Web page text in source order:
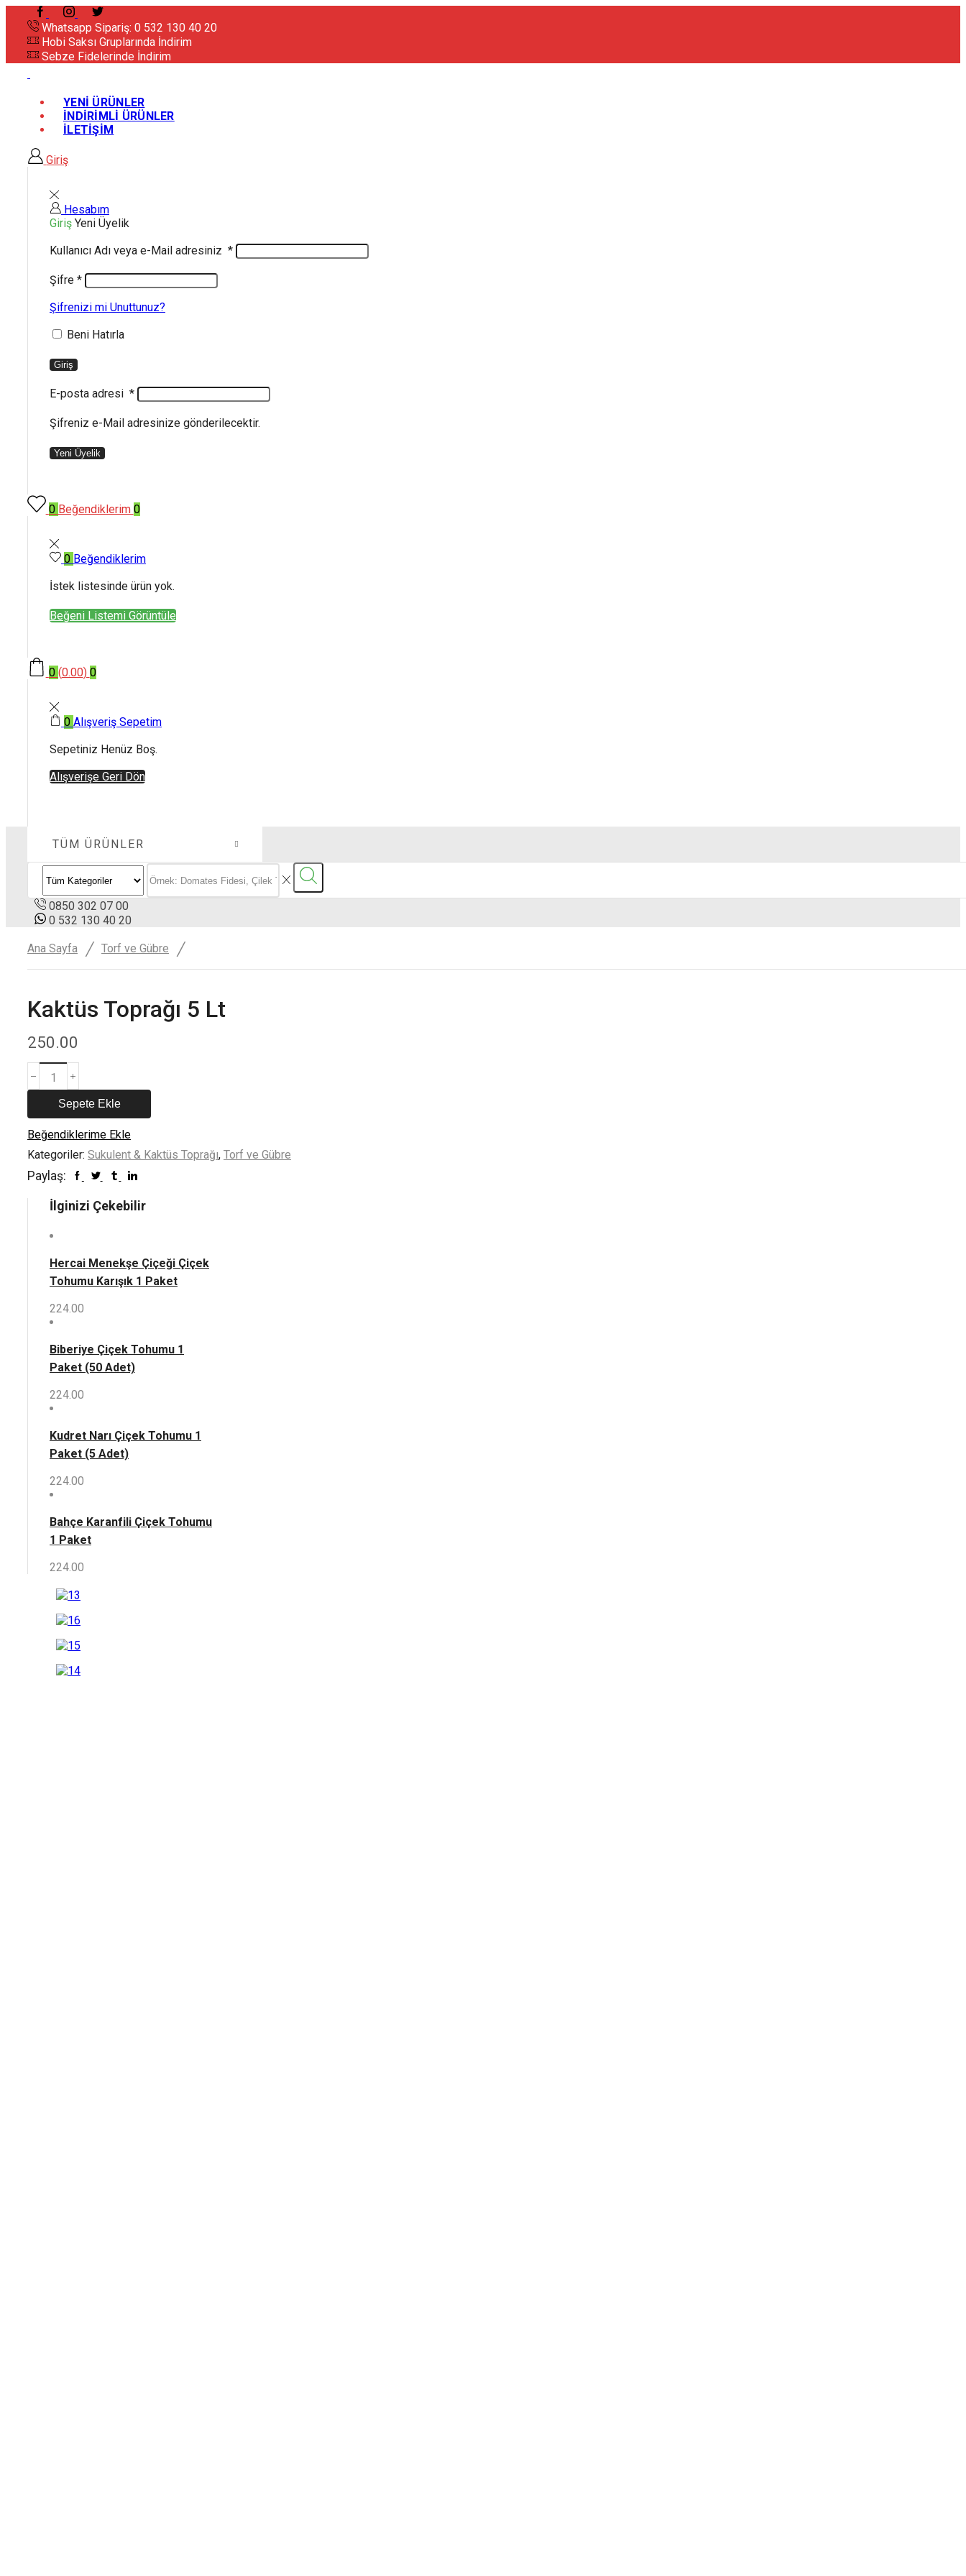
Whatsapp Sipariş: 0 532 130 40 20
Hobi Saksı Gruplarında İndirim
Sebze Fidelerinde İndirim
YENİ ÜRÜNLER
İNDİRİMLİ ÜRÜNLER
İLETİŞİM
Giriş
Hesabım
Giriş Yeni Üyelik
Kullanıcı Adı veya e-Mail adresiniz *
Şifre *
Şifrenizi mi Unuttunuz?
Beni Hatırla
Giriş
E-posta adresi *
Şifreniz e-Mail adresinize gönderilecektir.
Yeni Üyelik
0 Beğendiklerim 0
0 Beğendiklerim
İstek listesinde ürün yok.
Beğeni Listemi Görüntüle
0 (0.00) 0
0 Alışveriş Sepetim
Sepetiniz Henüz Boş.
Alışverişe Geri Dön
TÜM ÜRÜNLER
0850 302 07 00
0 532 130 40 20
Ana Sayfa / Torf ve Gübre /
Kaktüs Toprağı 5 Lt
250.00
Kaktüs
Toprağı
5
adet
Sepete Ekle
Beğendiklerime Ekle
Kategoriler: Sukulent & Kaktüs Toprağı, Torf ve Gübre
Paylaş:
İlginizi Çekebilir
Hercai Menekşe Çiçeği Çiçek
Tohumu Karışık 1 Paket
224.00
Biberiye Çiçek Tohumu 1
Paket (50 Adet)
224.00
Kudret Narı Çiçek Tohumu 1
Paket (5 Adet)
224.00
Bahçe Karanfili Çiçek Tohumu
1 Paket
224.00